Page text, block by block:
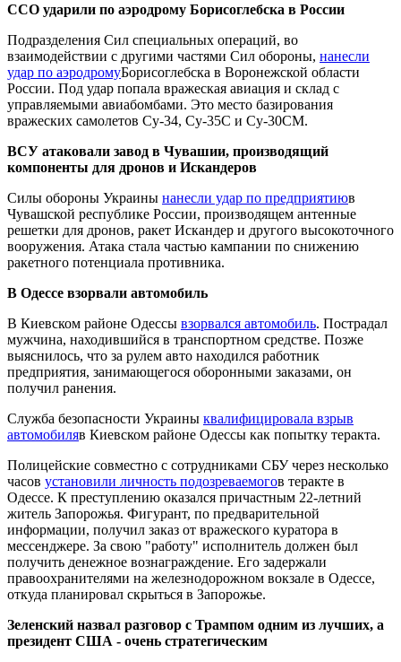
ССО ударили по аэродрому Борисоглебска в России
Подразделения Сил специальных операций, во
взаимодействии с другими частями Сил обороны, нанесли
удар по аэродромуБорисоглебска в Воронежской области
России. Под удар попала вражеская авиация и склад с
управляемыми авиабомбами. Это место базирования
вражеских самолетов Су-34, Су-35С и Су-30СМ.
ВСУ атаковали завод в Чувашии, производящий
компоненты для дронов и Искандеров
Силы обороны Украины нанесли удар по предприятиюв
Чувашской республике России, производящем антенные
решетки для дронов, ракет Искандер и другого высокоточного
вооружения. Атака стала частью кампании по снижению
ракетного потенциала противника.
В Одессе взорвали автомобиль
В Киевском районе Одессы взорвался автомобиль. Пострадал
мужчина, находившийся в транспортном средстве. Позже
выяснилось, что за рулем авто находился работник
предприятия, занимающегося оборонными заказами, он
получил ранения.
Служба безопасности Украины квалифицировала взрыв
автомобиляв Киевском районе Одессы как попытку теракта.
Полицейские совместно с сотрудниками СБУ через несколько
часов установили личность подозреваемогов теракте в
Одессе. К преступлению оказался причастным 22-летний
житель Запорожья. Фигурант, по предварительной
информации, получил заказ от вражеского куратора в
мессенджере. За свою "работу" исполнитель должен был
получить денежное вознаграждение. Его задержали
правоохранителями на железнодорожном вокзале в Одессе,
откуда планировал скрыться в Запорожье.
Зеленский назвал разговор с Трампом одним из лучших, а
президент США - очень стратегическим